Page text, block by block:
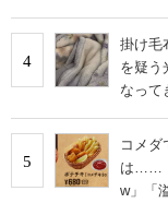
4
掛け
を疑う
なって
5
コメ
は……
w」「